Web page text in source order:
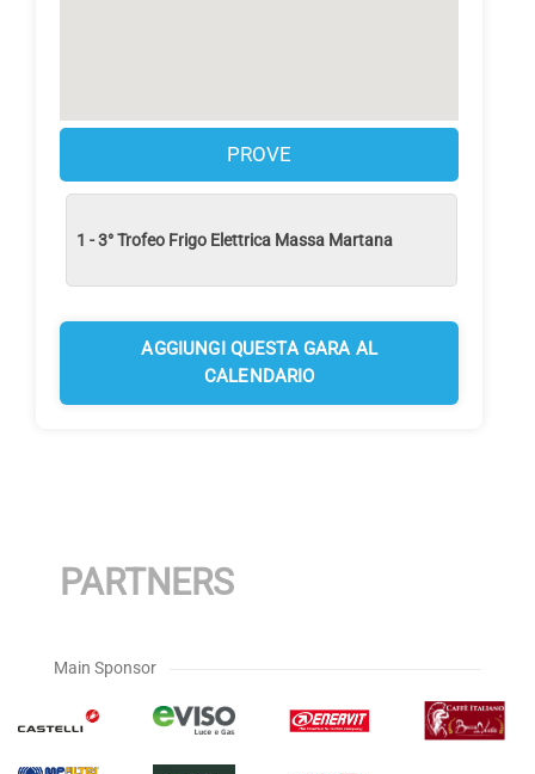
PROVE
1 - 3° Trofeo Frigo Elettrica Massa Martana
AGGIUNGI QUESTA GARA AL
CALENDARIO
PARTNERS
Main Sponsor